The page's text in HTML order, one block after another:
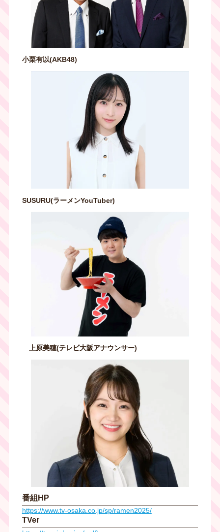
小栗有以(AKB48)
SUSURU(ラーメンYouTuber)
上原美穂(テレビ大阪アナウンサー)
番組HP
https://www.tv-osaka.co.jp/sp/ramen2025/
TVer